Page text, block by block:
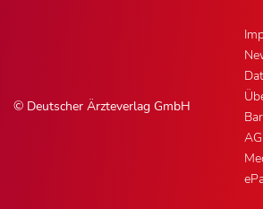
© Deutscher Ärzteverlag GmbH